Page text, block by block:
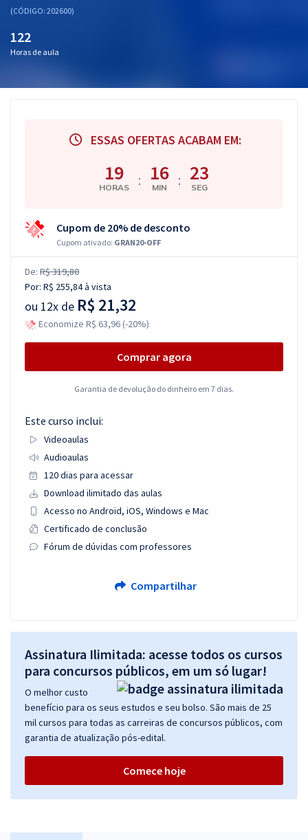
(CÓDIGO: 202600)
122
Horas de aula
ESSAS OFERTAS ACABAM EM:
19
HORAS : 16
MIN : 23
SEG
Cupom de 20% de desconto
Cupom ativado: GRAN20-OFF
De: R$ 319,80
Por: R$ 255,84à vista
ou 12x de R$ 21,32
Economize R$ 63,96 (-20%)
Comprar agora
Garantia de devolução do dinheiro em 7 dias.
Este curso inclui:
Videoaulas
Audioaulas
120 dias para acessar
Download ilimitado das aulas
Acesso no Android, iOS, Windows e Mac
Certificado de conclusão
Fórum de dúvidas com professores
Compartilhar
Assinatura Ilimitada: acesse todos os cursos
para concursos públicos, em um só lugar!
O melhor custo
benefício para os seus estudos e seu bolso. São mais de 25
mil cursos para todas as carreiras de concursos públicos, com
garantia de atualização pós-edital.
Comece hoje